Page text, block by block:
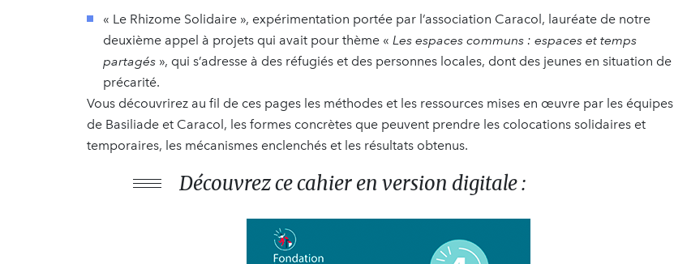
« Le Rhizome Solidaire », expérimentation portée par l’association Caracol, lauréate de notre
deuxième appel à projets qui avait pour thème « Les espaces communs : espaces et temps
partagés », qui s’adresse à des réfugiés et des personnes locales, dont des jeunes en situation de
précarité.
Vous découvrirez au fil de ces pages les méthodes et les ressources mises en œuvre par les équipes
de Basiliade et Caracol, les formes concrètes que peuvent prendre les colocations solidaires et
temporaires, les mécanismes enclenchés et les résultats obtenus.
Découvrez ce cahier en version digitale :